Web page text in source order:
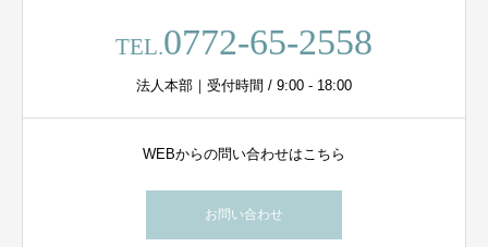
TEL.0772-65-2558
法人本部｜受付時間 / 9:00 - 18:00
WEBからの問い合わせはこちら
お問い合わせ